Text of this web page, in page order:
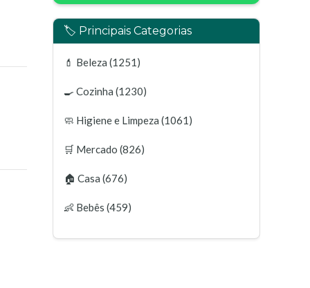
🏷️ Principais Categorias
💄 Beleza (1251)
🍳 Cozinha (1230)
🧼 Higiene e Limpeza (1061)
🛒 Mercado (826)
🏠 Casa (676)
👶 Bebês (459)